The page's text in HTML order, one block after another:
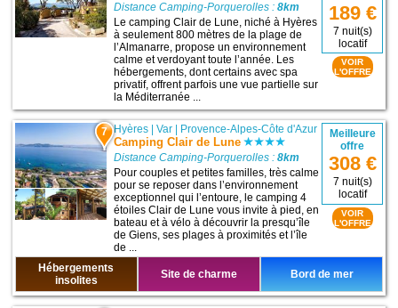
Distance Camping-Porquerolles :8km
Le camping Clair de Lune, niché à Hyères
à seulement 800 mètres de la plage de
l’Almanarre, propose un environnement
calme et verdoyant toute l’année. Les
hébergements, dont certains avec spa
privatif, offrent parfois une vue partielle sur
la Méditerranée ...
189 €
7 nuit(s)
locatif
VOIR
L'OFFRE
7 Hyères |Var Provence-Alpes-Côte d'Azur
Camping Clair de Lune
Distance Camping-Porquerolles :8km
Pour couples et petites familles, très calme
pour se reposer dans l’environnement
exceptionnel qui l’entoure, le camping 4
étoiles Clair de Lune vous invite à pied, en
bateau et à vélo à découvrir la presqu’île
de Giens, ses plages à proximités et l’île
de ...
Meilleure
offre
308 €
7 nuit(s)
locatif
VOIR
L'OFFRE
Hébergements
insolites
Site de charme Bord de mer